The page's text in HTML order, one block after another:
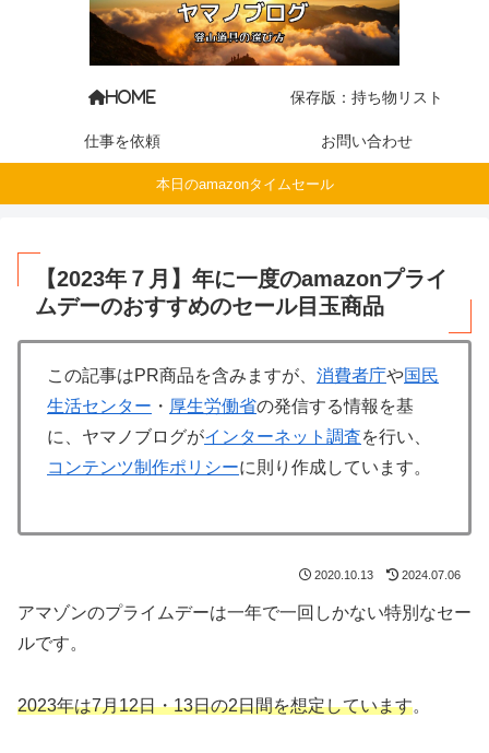
HOME 保存版：持ち物リスト
仕事を依頼 お問い合わせ
本日のamazonタイムセール
【2023年７月】年に一度のamazonプライ
ムデーのおすすめのセール目玉商品
この記事はPR商品を含みますが、 消費者庁や国民
生活センター ・ 厚生労働省の発信する情報を基
に、ヤマノブログがインターネット調査を行い、
コンテンツ制作ポリシーに則り作成しています。
2020.10.13 2024.07.06
アマゾンのプライムデーは一年で一回しかない特別なセー
ルです。
2023年は7月12日・13日の2日間を想定しています。